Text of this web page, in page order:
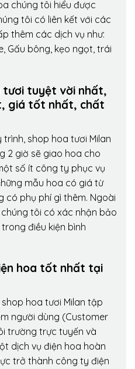
chúng tôi hiểu được
tôi có liên kết với các
thêm các dịch vụ như:
Gấu bông, kẹo ngọt, trái
tươi tuyệt vời nhất,
giá tốt nhất, chất
shop hoa tươi Milan
2 giờ sẽ giao hoa cho
số ít công ty phục vụ
mẫu hoa có giá từ
có phụ phí gì thêm. Ngoài
tôi có xác nhận bảo
điều kiện bình
hoa tốt nhất tại
hoa tươi Milan tập
người dùng (Customer
trường trực tuyến và
dịch vụ điện hoa hoàn
trở thành công ty điện